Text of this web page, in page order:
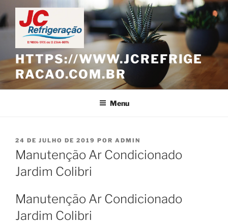
Pular
para
o
conteúdo
HTTPS://WWW.JCREFRIGE
RACAO.COM.BR
Menu
PUBLICADO
EM
24 DE JULHO DE 2019 POR ADMIN
Manutenção Ar Condicionado
Jardim Colibri
Manutenção Ar Condicionado
Jardim Colibri